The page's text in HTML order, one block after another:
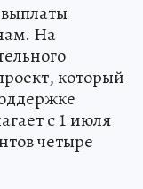
На
который
с 1 июля
четыре